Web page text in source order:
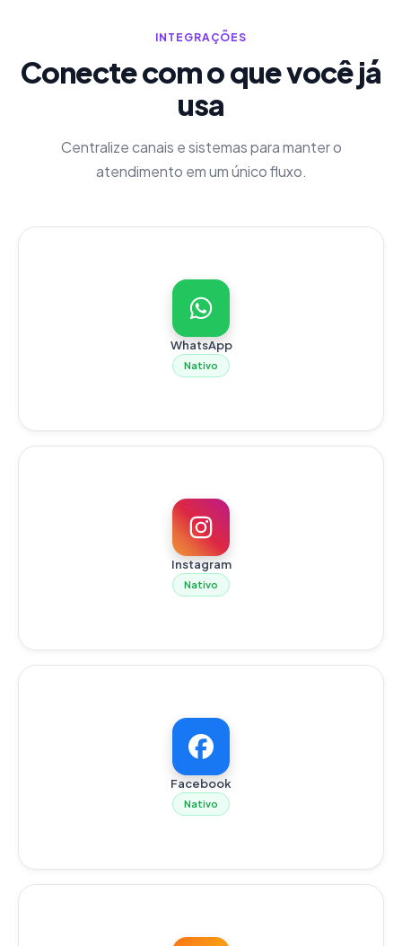
INTEGRAÇÕES
Conecte com o que você já
usa
Centralize canais e sistemas para manter o
atendimento em um único fluxo.
WhatsApp
Nativo
Instagram
Nativo
Facebook
Nativo